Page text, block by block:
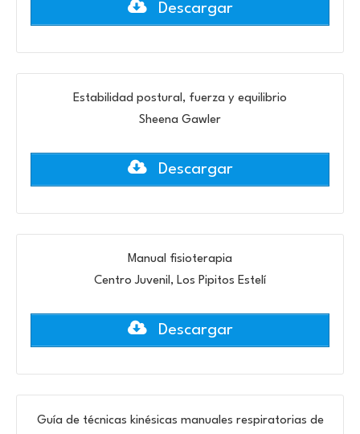
Descargar
Estabilidad postural, fuerza y equilibrio
Sheena Gawler
Descargar
Manual fisioterapia
Centro Juvenil, Los Pipitos Estelí
Descargar
Guía de técnicas kinésicas manuales respiratorias de